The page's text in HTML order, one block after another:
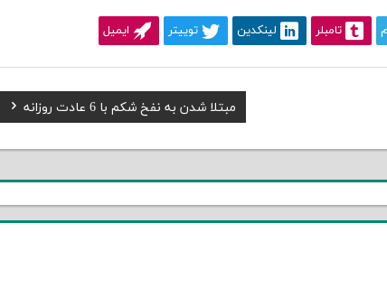
تامبلر لینکدین توییتر ایمیل
Next
Post:
مبتلا شدن به نفخ شکم با 6 عادت روزانه